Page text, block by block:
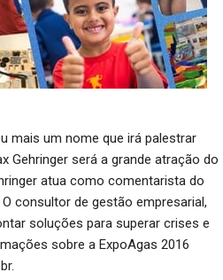
mais um nome que irá palestrar
Gehringer será a grande atração do
atua como comentarista do
consultor de gestão empresarial,
soluções para superar crises e
sobre a ExpoAgas 2016